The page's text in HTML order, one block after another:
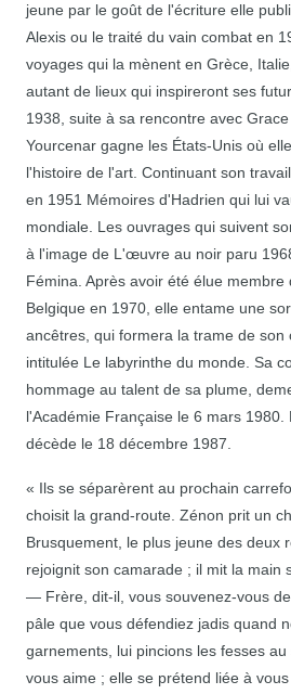
jeune par le goût de l'écriture elle
Alexis ou le traité du vain combat en
voyages qui la mènent en Grèce,
autant de lieux qui inspireront ses
1938, suite à sa rencontre avec
Yourcenar gagne les États-Unis où
l'histoire de l'art. Continuant son
en 1951 Mémoires d'Hadrien qui lui
mondiale. Les ouvrages qui suivent
à l'image de L'œuvre au noir paru
Fémina. Après avoir été élue
Belgique en 1970, elle entame une
ancêtres, qui formera la trame de
intitulée Le labyrinthe du monde. Sa
hommage au talent de sa plume,
l'Académie Française le 6 mars 1980.
décède le 18 décembre 1987.
« Ils se séparèrent au prochain
choisit la grand-route. Zénon prit un
Brusquement, le plus jeune des deux
rejoignit son camarade ; il mit la main
— Frère, dit-il, vous souvenez-vous
pâle que vous défendiez jadis quand
garnements, lui pincions les fesses
vous aime ; elle se prétend liée à